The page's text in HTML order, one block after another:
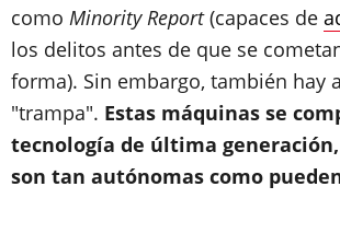
como Minority Report(capaces de
los delitos antes de que se
forma). Sin embargo, también hay
"trampa". Estas máquinas se
tecnología de última
son tan autónomas como